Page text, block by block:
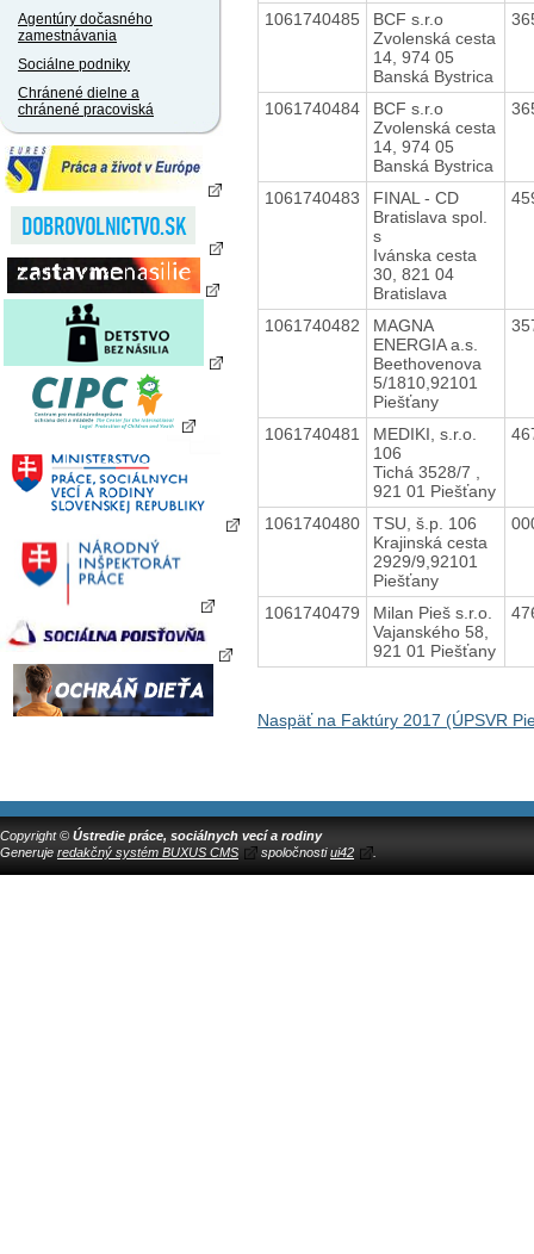
Agentúry dočasného
zamestnávania
Sociálne podniky
Chránené dielne a
chránené pracoviská
1061740485
BCF s.r.o
Zvolenská cesta
14, 974 05
Banská Bystrica
1061740484
BCF s.r.o
Zvolenská cesta
14, 974 05
Banská Bystrica
1061740483
FINAL - CD
Bratislava spol.
s
Ivánska cesta
30, 821 04
Bratislava
1061740482
MAGNA
ENERGIA a.s.
Beethovenova
5/1810,92101
Piešťany
1061740481
MEDIKI, s.r.o.
106
Tichá 3528/7 ,
921 01 Piešťany
1061740480
TSU, š.p. 106
Krajinská cesta
2929/9,92101
Piešťany
1061740479
Milan Pieš s.r.o.
Vajanského 58,
921 01 Piešťany
Naspäť na Faktúry 2017 (ÚPSVR
Copyright © Ústredie práce, sociálnych vecí a rodiny
Generuje redakčný systém BUXUS CMS spoločnostiui42